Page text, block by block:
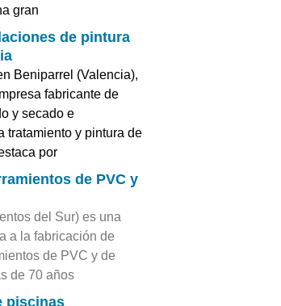
gran
de pintura
Beniparrel (Valencia),
fabricante de
y secado e
tratamiento y pintura de
por
de PVC y
del Sur) es una
a la fabricación de
de PVC y de
de 70 años
piscinas